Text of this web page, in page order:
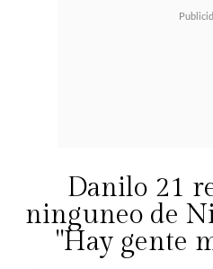
Danilo 21
ninguneo de
"Hay gente